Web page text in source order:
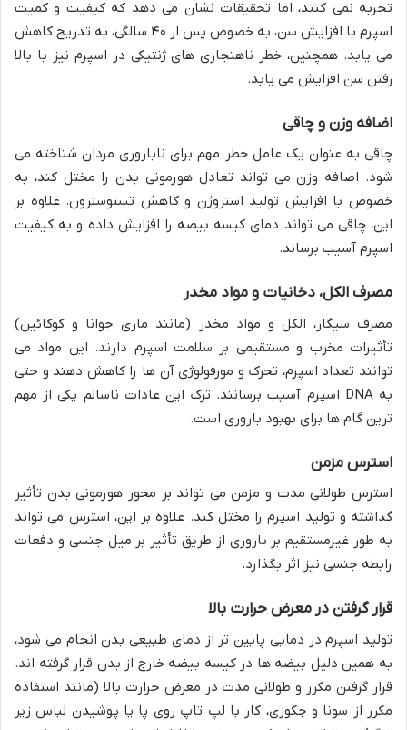
تجربه نمی کنند، اما تحقیقات نشان می دهد که کیفیت و کمیت
اسپرم با افزایش سن، به خصوص پس از ۴۰ سالگی، به تدریج کاهش
می یابد. همچنین، خطر ناهنجاری های ژنتیکی در اسپرم نیز با بالا
رفتن سن افزایش می یابد.
اضافه وزن و چاقی
چاقی به عنوان یک عامل خطر مهم برای ناباروری مردان شناخته می
شود. اضافه وزن می تواند تعادل هورمونی بدن را مختل کند، به
خصوص با افزایش تولید استروژن و کاهش تستوسترون. علاوه بر
این، چاقی می تواند دمای کیسه بیضه را افزایش داده و به کیفیت
اسپرم آسیب برساند.
مصرف الکل، دخانیات و مواد مخدر
مصرف سیگار، الکل و مواد مخدر (مانند ماری جوانا و کوکائین)
تأثیرات مخرب و مستقیمی بر سلامت اسپرم دارند. این مواد می
توانند تعداد اسپرم، تحرک و مورفولوژی آن ها را کاهش دهند و حتی
به DNA اسپرم آسیب برسانند. ترک این عادات ناسالم یکی از مهم
ترین گام ها برای بهبود باروری است.
استرس مزمن
استرس طولانی مدت و مزمن می تواند بر محور هورمونی بدن تأثیر
گذاشته و تولید اسپرم را مختل کند. علاوه بر این، استرس می تواند
به طور غیرمستقیم بر باروری از طریق تأثیر بر میل جنسی و دفعات
رابطه جنسی نیز اثر بگذارد.
قرار گرفتن در معرض حرارت بالا
تولید اسپرم در دمایی پایین تر از دمای طبیعی بدن انجام می شود،
به همین دلیل بیضه ها در کیسه بیضه خارج از بدن قرار گرفته اند.
قرار گرفتن مکرر و طولانی مدت در معرض حرارت بالا (مانند استفاده
مکرر از سونا و جکوزی، کار با لپ تاپ روی پا یا پوشیدن لباس زیر